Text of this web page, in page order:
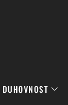
DUHOVNOST